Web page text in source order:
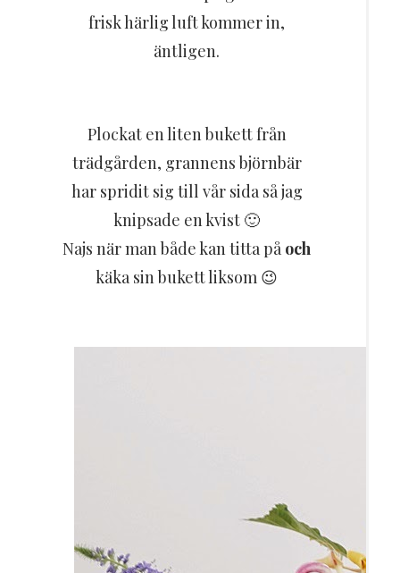
DIY
frisk härlig luft kommer in,
äntligen.
Plockat en liten bukett från
trädgården, grannens björnbär
har spridit sig till vår sida så jag
knipsade en kvist 🙂
Najs när man både kan titta på och
käka sin bukett liksom 😉